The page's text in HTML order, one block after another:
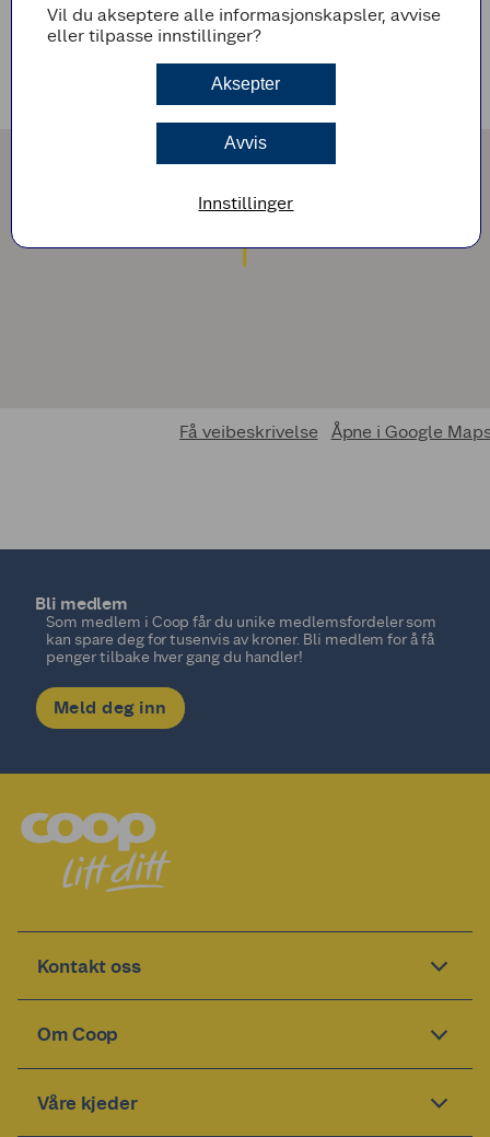
Det er ingen avvikende åpningstider i nærmeste fremtid
Få veibeskrivelse Åpne i Google
Bli medlem
Som medlem i Coop får du unike medlemsfordeler som
kan spare deg for tusenvis av kroner. Bli medlem for å få
penger tilbake hver gang du handler!
Meld deg inn
Kontakt oss
Om Coop
Våre kjeder
Vil du akseptere alle informasjonskapsler, avvise
eller tilpasse innstillinger?
Aksepter
Avvis
Innstillinger